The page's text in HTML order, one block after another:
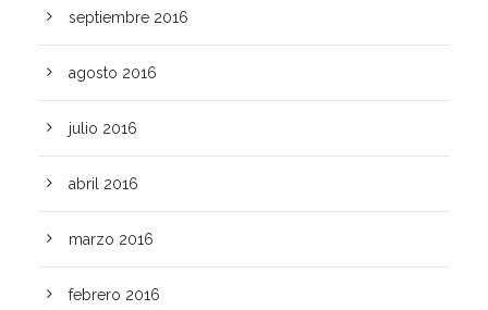
septiembre 2016
agosto 2016
julio 2016
abril 2016
marzo 2016
febrero 2016